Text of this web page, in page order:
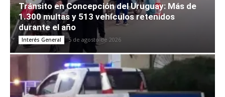
Tránsito en Concepción del Uruguay: Más de
1.300 multas y 513 vehículos retenidos
durante el año
Interés General 5 de agosto de 2026